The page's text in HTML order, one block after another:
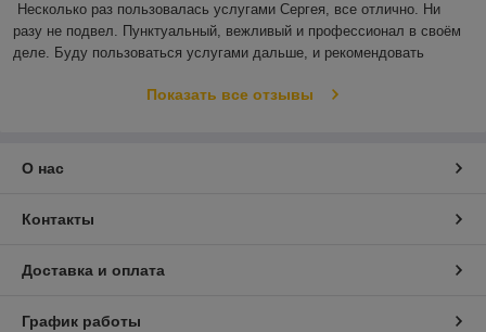
Несколько раз пользовалась услугами Сергея, все отлично. Ни
разу не подвел. Пунктуальный, вежливый и профессионал в своём
деле. Буду пользоваться услугами дальше, и рекомендовать
Показать все отзывы
О нас
Контакты
Доставка и оплата
График работы